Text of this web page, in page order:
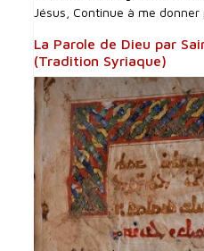
Jésus, Continue à me
La Parole de Dieu par
(Tradition Syriaque)